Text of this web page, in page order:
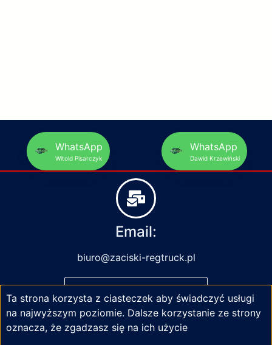
WhatsApp
Witold Pisarczyk
WhatsApp
Dawid Krzewiński
Email:
biuro@zaciski-regtruck.pl
NAPISZ DO NAS
Ta strona korzysta z ciasteczek aby świadczyć usługi
na najwyższym poziomie. Dalsze korzystanie ze strony
oznacza, że zgadzasz się na ich użycie